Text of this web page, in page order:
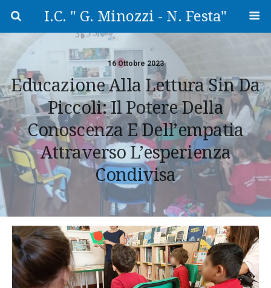
I.C. " G. Minozzi - N. Festa"
16 Ottobre 2023
Educazione Alla Lettura Sin Da
Piccoli: Il Potere Della
Conoscenza E Dell’empatia
Attraverso L’esperienza
Condivisa